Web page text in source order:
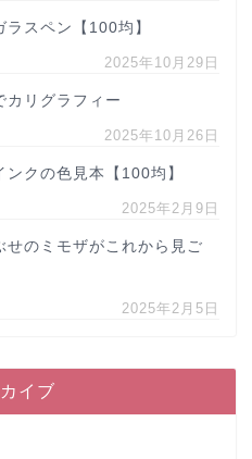
ラスペン【100均】
2025年10月29日
カリグラフィー
2025年10月26日
ンクの色見本【100均】
2025年2月9日
せのミモザがこれから見ご
2025年2月5日
イブ